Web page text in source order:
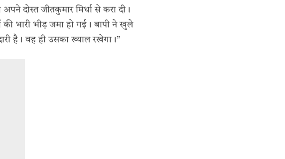
दोस्त जीतकुमार मिर्धा से करा दी।
भारी भीड़ जमा हो गई। बापी ने खुले
है। वह ही उसका ख्याल रखेगा।”